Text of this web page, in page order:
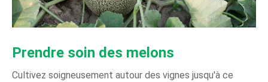
Prendre soin des melons
Cultivez soigneusement autour des vignes jusqu'à ce